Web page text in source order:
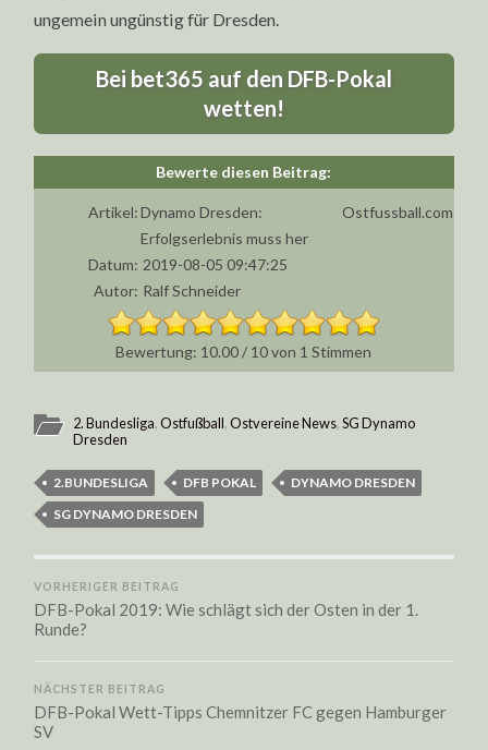
ungemein ungünstig für Dresden.
Bei bet365 auf den DFB-Pokal
wetten!
Artikel:Dynamo Dresden:
Erfolgserlebnis muss her
Ostfussball.com
Datum: 2019-08-05 09:47:25
Autor: Ralf Schneider
10.00/ 10von 1 Stimmen
2. Bundesliga,Ostfußball,Ostvereine News,SG Dynamo
Dresden
2.BUNDESLIGA DFB POKAL
DYNAMO DRESDEN
SG DYNAMO DRESDEN
VORHERIGER BEITRAG
DFB-Pokal 2019: Wie schlägt sich der Osten in der 1.
Runde?
NÄCHSTER BEITRAG
DFB-Pokal Wett-Tipps Chemnitzer FC gegen Hamburger
SV